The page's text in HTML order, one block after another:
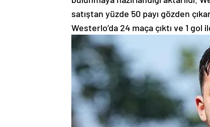
satıştan yüzde 50 payı gözden
Westerlo’da 24 maça çıktı ve 1